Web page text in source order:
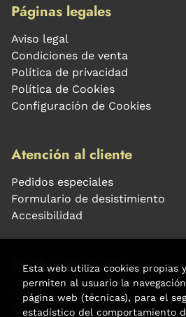
Páginas legales
Aviso legal
Condiciones de venta
Política de privacidad
Política de Cookies
Configuración de Cookies
Atención al cliente
Pedidos especiales
Formulario de desistimiento
Accesibilidad
Puede interesarte
Noticias
Agenda
Esta web utiliza cookies propias
permiten al usuario la
página web (técnicas), para el
estadístico del comportamiento